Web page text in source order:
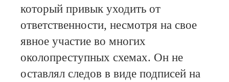
который привык уходить от
ответственности, несмотря на свое
явное участие во многих
околопреступных схемах. Он не
оставлял следов в виде подписей на